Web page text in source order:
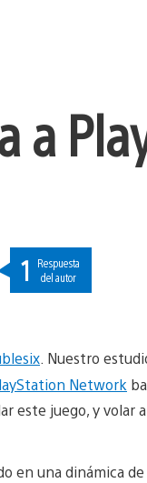
a
1
Respuesta
del autor
. Nuestro
Network
este juego, y volar
en una dinámica